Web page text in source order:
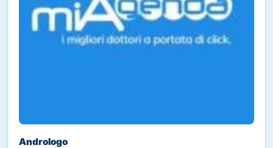
Andrologo